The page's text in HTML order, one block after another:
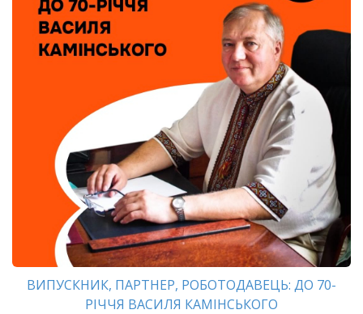
ВИПУСКНИК, ПАРТНЕР, РОБОТОДАВЕЦЬ: ДО 70-
РІЧЧЯ ВАСИЛЯ КАМІНСЬКОГО